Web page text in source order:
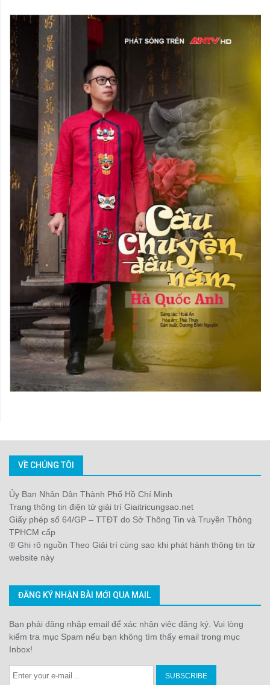
VỀ CHÚNG TÔI
Ủy Ban Nhân Dân Thành Phố Hồ Chí Minh
Trang thông tin điện tử giải trí Giaitricungsao.net
Giấy phép số 64/GP – TTĐT do Sở Thông Tin và Truyền Thông
TPHCM cấp
® Ghi rõ nguồn Theo Giải trí cùng sao khi phát hành thông tin từ
website này
ĐĂNG KÝ NHẬN BÀI MỚI QUA MAIL
Bạn phải đăng nhập email để xác nhận việc đăng ký. Vui lòng
kiểm tra mục Spam nếu bạn không tìm thấy email trong mục
Inbox!